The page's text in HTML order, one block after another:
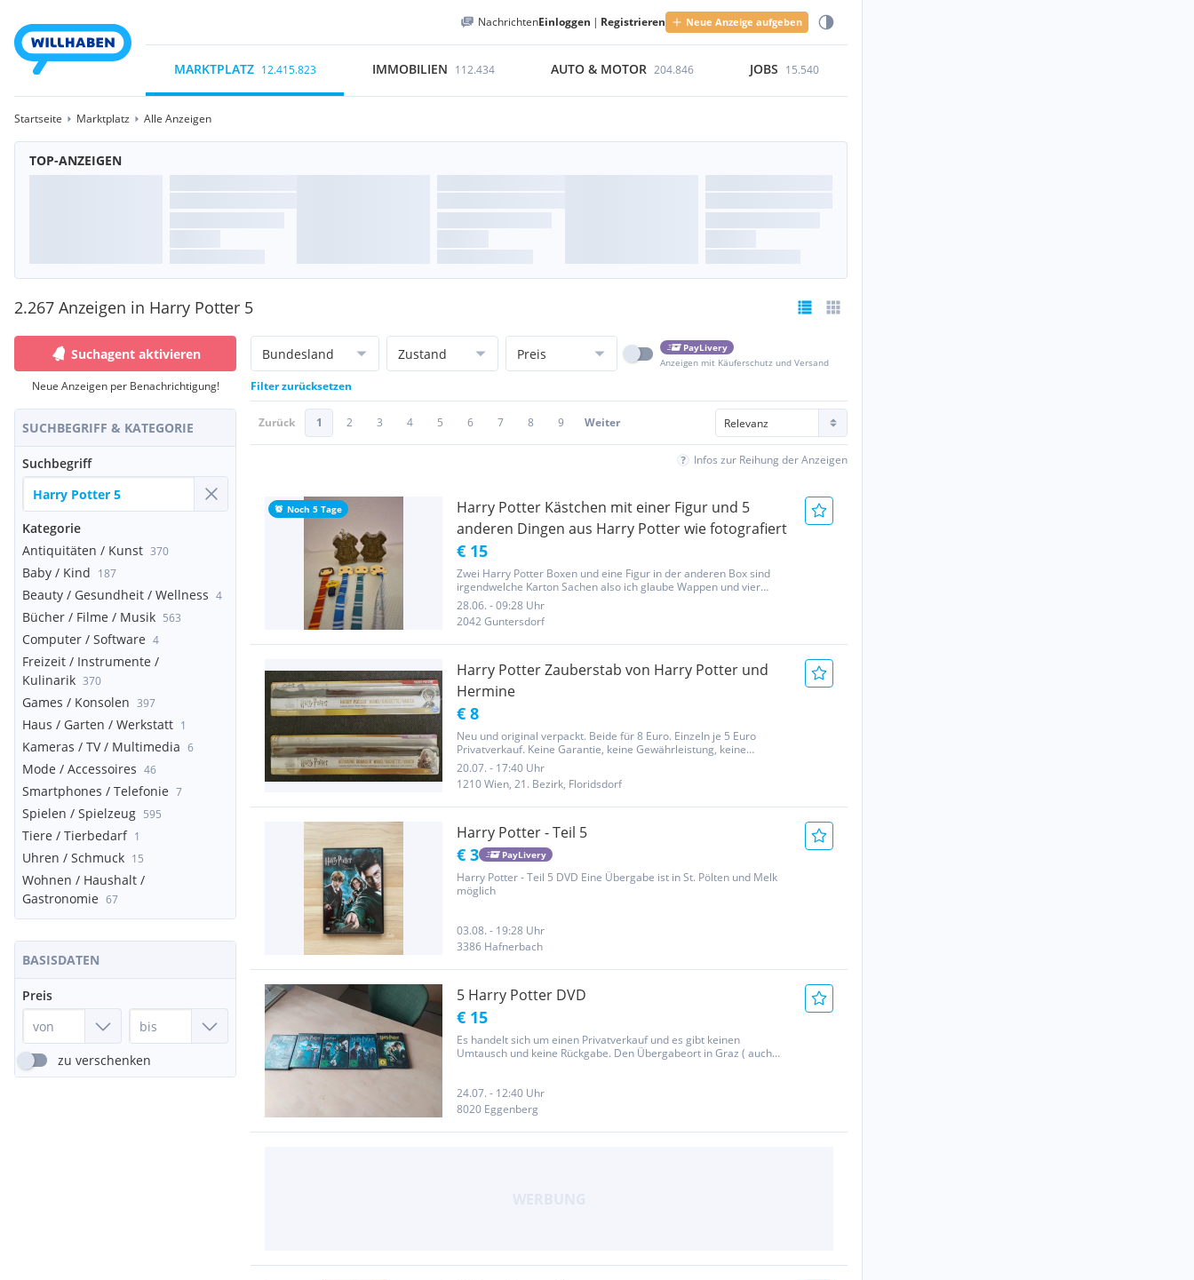
NachrichtenEinloggen | Registrieren Neue Anzeige aufgeben
MARKTPLATZ 12.415.823 IMMOBILIEN 112.434 AUTO & MOTOR 204.846 JOBS 15.540
Startseite Marktplatz Alle Anzeigen
TOP-ANZEIGEN
2.267 Anzeigen in Harry Potter 5
Suchagent aktivieren
Neue Anzeigen per Benachrichtigung!
SUCHBEGRIFF & KATEGORIE
Suchbegriff
Kategorie
Antiquitäten / Kunst 370
Baby / Kind 187
Beauty / Gesundheit / Wellness 4
Bücher / Filme / Musik 563
Computer / Software 4
Freizeit / Instrumente /
Kulinarik 370
Games / Konsolen 397
Haus / Garten / Werkstatt 1
Kameras / TV / Multimedia 6
Mode / Accessoires 46
Smartphones / Telefonie 7
Spielen / Spielzeug 595
Tiere / Tierbedarf 1
Uhren / Schmuck 15
Wohnen / Haushalt /
Gastronomie 67
BASISDATEN
Preis
zu verschenken
Bundesland Zustand Preis
PayLivery
Anzeigen mit Käuferschutz und Versand
Filter zurücksetzen
Zurück 1 2 3 4 5 6 7 8 9 Weiter
Infos zur Reihung der Anzeigen
Noch 5 Tage
Harry Potter Kästchen mit einer Figur und 5
anderen Dingen aus Harry Potter wie fotografiert
€ 15
Zwei Harry Potter Boxen und eine Figur in der anderen Box sind
irgendwelche Karton Sachen also ich glaube Wappen und vier
Lesezeichen und ein Clip wie fotografiert Privatverkauf Versand
innerhalb von Österreich + 4 €
28.06. - 09:28 Uhr
2042 Guntersdorf
Harry Potter Zauberstab von Harry Potter und
Hermine
€ 8
Neu und original verpackt. Beide für 8 Euro. Einzeln je 5 Euro
Privatverkauf. Keine Garantie, keine Gewährleistung, keine
Rücknahme, kein Umtausch
20.07. - 17:40 Uhr
1210 Wien, 21. Bezirk, Floridsdorf
Harry Potter - Teil 5
€ 3 PayLivery
Harry Potter - Teil 5 DVD Eine Übergabe ist in St. Pölten und Melk
möglich
03.08. - 19:28 Uhr
3386 Hafnerbach
5 Harry Potter DVD
€ 15
Es handelt sich um einen Privatverkauf und es gibt keinen
Umtausch und keine Rückgabe. Den Übergabeort in Graz ( auch
24.07. - 12:40 Uhr
8020 Eggenberg